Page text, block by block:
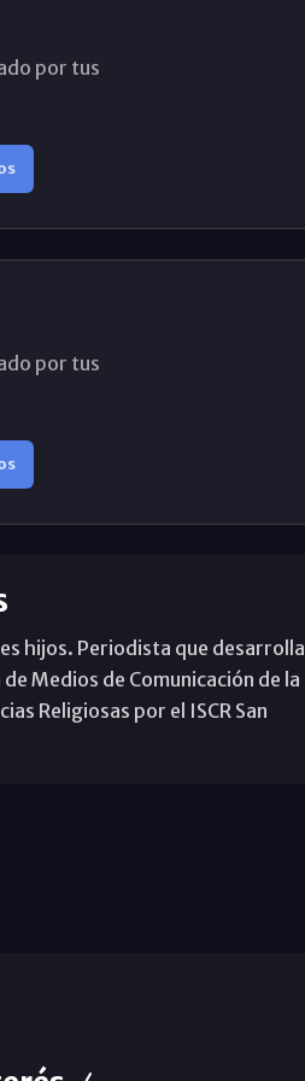
por tus
por tus
hijos. Periodista que desarrolla
Medios de Comunicación de la
Religiosas por el ISCR San